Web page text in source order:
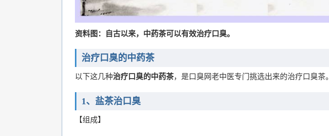
资料图：自古以来，中药茶可以有效治疗口臭。
治疗口臭的中药茶
以下这几种治疗口臭的中药茶，是口臭网老中医专门挑选出来的治疗口臭茶。
1、盐茶治口臭
【组成】